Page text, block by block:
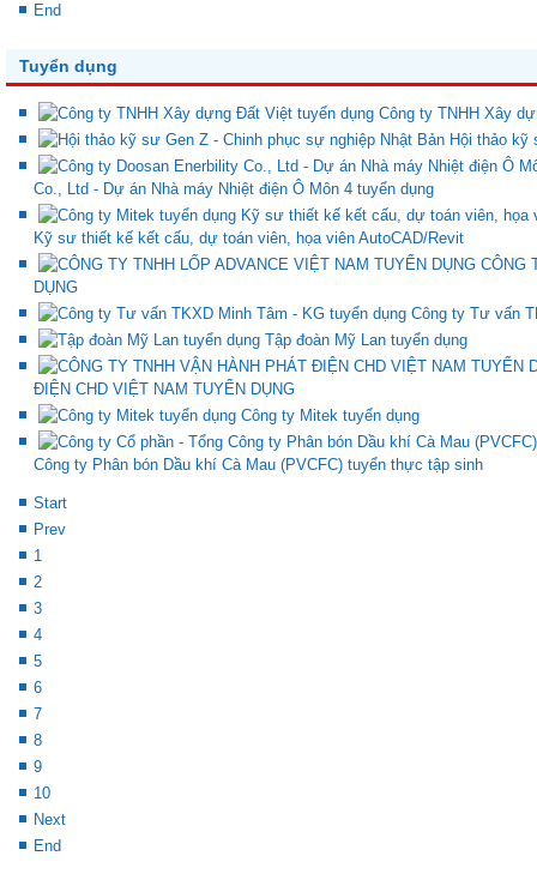
End
Tuyển dụng
Công ty TNHH Xây
Hội thảo kỹ
Co., Ltd - Dự án Nhà máy Nhiệt điện Ô Môn 4 tuyển dụng
Kỹ sư thiết kế kết cấu, dự toán viên, họa viên AutoCAD/Revit
CÔNG
DỤNG
Công ty Tư vấn
Tập đoàn Mỹ Lan tuyển dụng
ĐIỆN CHD VIỆT NAM TUYỂN DỤNG
Công ty Mitek tuyển dụng
Công ty Phân bón Dầu khí Cà Mau (PVCFC) tuyển thực tập sinh
Start
Prev
1
2
3
4
5
6
7
8
9
10
Next
End